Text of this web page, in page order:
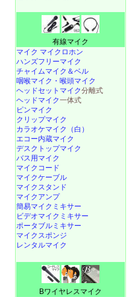
有線マイク
マイク マイクロホン
ハンズフリーマイク
チャイムマイク＆ベル
咽喉マイク・喉頭マイク
ヘッドセットマイク分離式
ヘッドマイク一体式
ピンマイク
クリップマイク
カラオケマイク（白）
エコー内蔵マイク
デスクトップマイク
バス用マイク
マイクコード
マイクケーブル
マイクスタンド
マイクアンプ
簡易マイクミキサー
ビデオマイクミキサー
ポータブルミキサー
マイクスポンジ
レンタルマイク
Bワイヤレスマイク